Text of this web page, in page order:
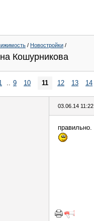
/ Новостройки /
Кошурникова
.. 9 10 11 12 13 14
03.06.14 11:22
правильно.